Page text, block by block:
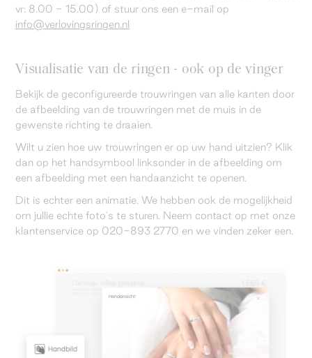
vr: 8.00 - 15.00) of stuur ons een e-mail op
info@verlovingsringen.nl
Visualisatie van de ringen - ook op de vinger
Bekijk de geconfigureerde trouwringen van alle kanten door
de afbeelding van de trouwringen met de muis in de
gewenste richting te draaien.
Wilt u zien hoe uw trouwringen er op uw hand uitzien? Klik
dan op het handsymbool linksonder in de afbeelding om
een afbeelding met een handaanzicht te openen.
Dit is echter een animatie. We hebben ook de mogelijkheid
om jullie echte foto's te sturen. Neem contact op met onze
klantenservice op 020-893 2770 en we vinden zeker een.